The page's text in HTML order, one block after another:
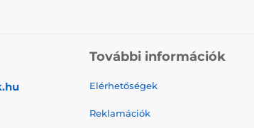
További információk
Elérhetőségek
Reklamációk